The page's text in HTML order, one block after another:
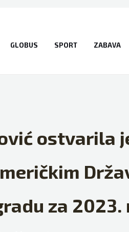
GLOBUS SPORT ZABAVA
ostvarila
za 2023.